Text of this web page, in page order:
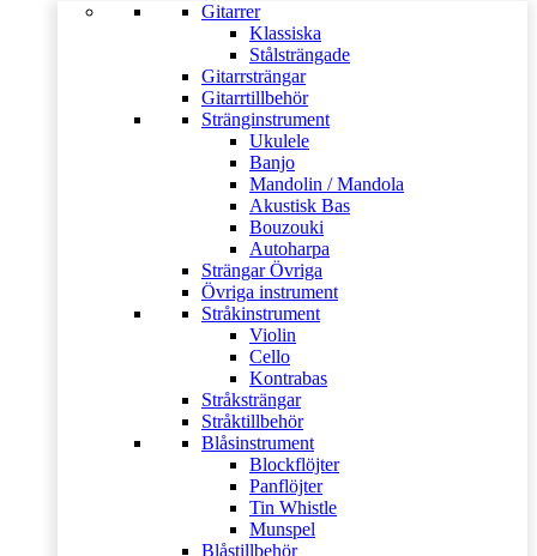
Gitarrer
Klassiska
Stålsträngade
Gitarrsträngar
Gitarrtillbehör
Stränginstrument
Ukulele
Banjo
Mandolin / Mandola
Akustisk Bas
Bouzouki
Autoharpa
Strängar Övriga
Övriga instrument
Stråkinstrument
Violin
Cello
Kontrabas
Stråksträngar
Stråktillbehör
Blåsinstrument
Blockflöjter
Panflöjter
Tin Whistle
Munspel
Blåstillbehör